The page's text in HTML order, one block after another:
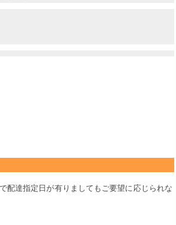
配達指定日が有りましてもご要望に応じられな